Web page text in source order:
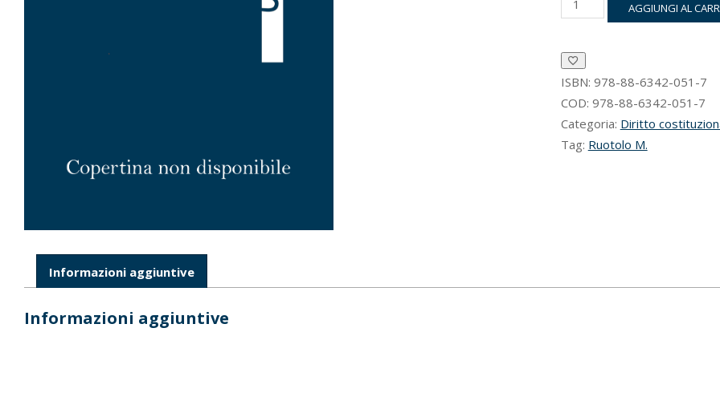
Costituzione
anni
quantità
AGGIUNGI AL
ISBN: 978-88-6342-051-7
COD: 978-88-6342-051-7
Categoria: Diritto
Tag: Ruotolo M.
Informazioni aggiuntive
Informazioni aggiuntive